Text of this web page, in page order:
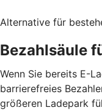
Alternative für
Bezahlsäule
Wenn Sie bereits E-
barrierefreies
größeren Ladepark